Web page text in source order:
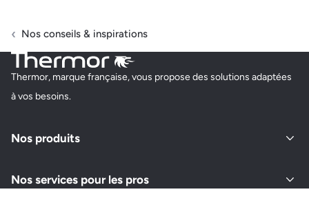
Nos conseils & inspirations
Thermor, marque française, vous propose des solutions adaptées
à vos besoins.
Nos produits
Nos services pour les pros